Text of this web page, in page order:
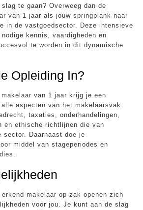
te gaan? Overweeg dan de
van 1 jaar als jouw springplank naar
in de vastgoedsector. Deze intensieve
kennis, vaardigheden en
te worden in dit dynamische
Opleiding In?
van 1 jaar krijg je een
aspecten van het makelaarsvak.
taxaties, onderhandelingen,
en ethische richtlijnen die van
sector. Daarnaast doe je
middel van stageperiodes en
makelaar op zak openen zich
voor jou. Je kunt aan de slag